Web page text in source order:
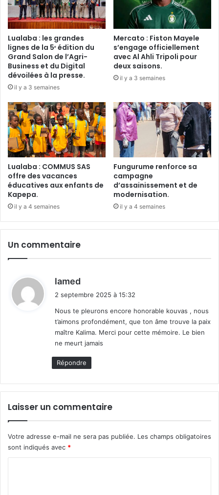
Lualaba : les grandes
lignes de la 5ᵉ édition du
Grand Salon de l’Agri-
Business et du Digital
dévoilées à la presse.
il y a 3 semaines
Mercato : Fiston Mayele
s’engage officiellement
avec Al Ahli Tripoli pour
deux saisons.
il y a 3 semaines
Lualaba : COMMUS SAS
offre des vacances
éducatives aux enfants de
Kapepa.
il y a 4 semaines
Fungurume renforce sa
campagne
d’assainissement et de
modernisation.
il y a 4 semaines
Un commentaire
lamed
:
2 septembre 2025 à 15:32
Nous te pleurons encore honorable kouvas , nous
t’aimons profondément, que ton âme trouve la paix
maître Kalima. Merci pour cette mémoire. Le bien
ne meurt jamais
Répondre
Laisser un commentaire
Votre adresse e-mail ne sera pas publiée. Les champs obligatoires
sont indiqués avec *